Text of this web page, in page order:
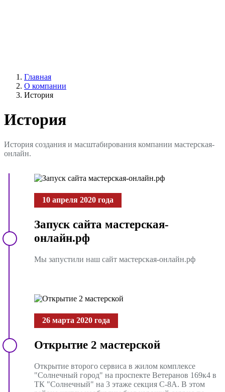
Главная
О компании
История
История
История создания и масштабирования компании мастерская-
онлайн.
10 апреля 2020 года
Запуск сайта мастерская-
онлайн.рф
Мы запустили наш сайт мастерская-онлайн.рф
26 марта 2020 года
Открытие 2 мастерской
Открытие второго сервиса в жилом комплексе
"Солнечный город" на проспекте Ветеранов 169к4 в
ТК "Солнечный" на 3 этаже секция С-8А. В этом